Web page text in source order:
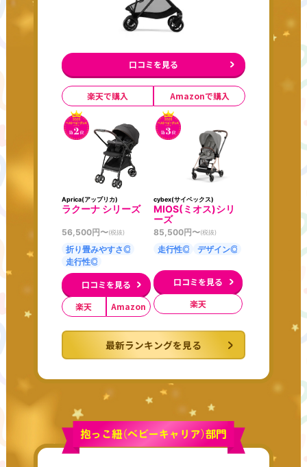
口コミを見る
楽天で購入 Amazonで購入
Aprica(アップリカ)
ラクーナ シリーズ
56,500円〜(税抜)
折り畳みやすさ◎
走行性◎
口コミを見る
楽天
Amazon
cybex(サイベックス)
MIOS(ミオス)シリ
ーズ
85,500円〜(税抜)
走行性◎ デザイン◎
口コミを見る
楽天
最新ランキングを見る